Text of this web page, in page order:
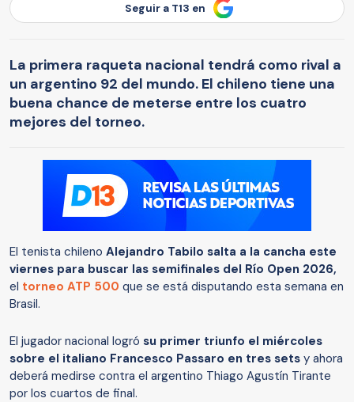
Seguir a T13 en
La primera raqueta nacional tendrá como rival a
un argentino 92 del mundo. El chileno tiene una
buena chance de meterse entre los cuatro
mejores del torneo.
El tenista chileno Alejandro Tabilo salta a la cancha este
viernes para buscar las semifinales del Río Open 2026,
el torneo ATP 500 que se está disputando esta semana en
Brasil.
El jugador nacional logró su primer triunfo el miércoles
sobre el italiano Francesco Passaro en tres sets y ahora
deberá medirse contra el argentino Thiago Agustín Tirante
por los cuartos de final.